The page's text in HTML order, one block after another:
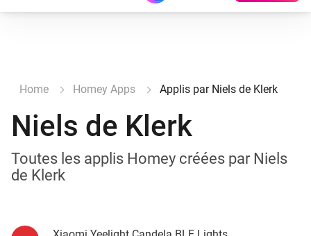
Home Homey Apps Applis par Niels de Klerk
Niels de Klerk
Toutes les applis Homey créées par Niels
de Klerk